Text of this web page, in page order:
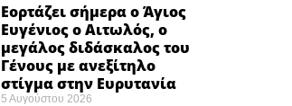
Εορτάζει σήμερα ο Άγιος
Ευγένιος ο Αιτωλός, ο
μεγάλος διδάσκαλος του
Γένους με ανεξίτηλο
στίγμα στην Ευρυτανία
5 Αυγούστου 2026